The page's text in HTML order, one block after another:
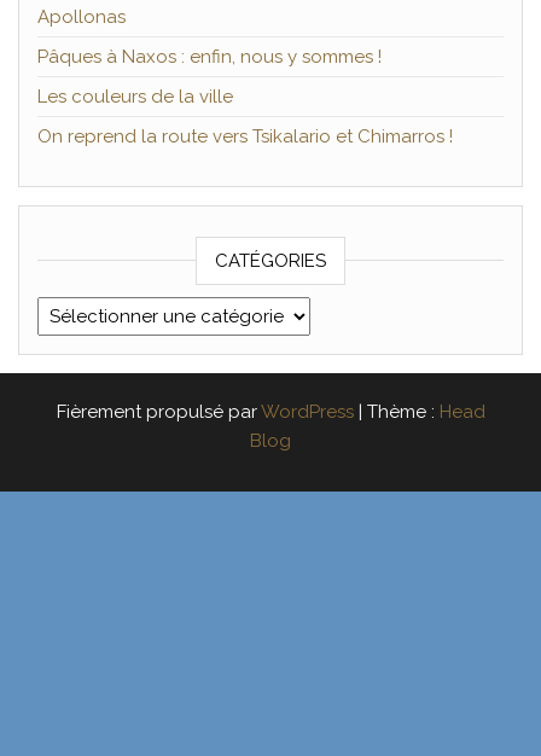
Apollonas
Pâques à Naxos : enfin, nous y sommes !
Les couleurs de la ville
On reprend la route vers Tsikalario et Chimarros !
CATÉGORIES
Catégories
Fièrement propulsé parWordPress | Thème : Head
Blog